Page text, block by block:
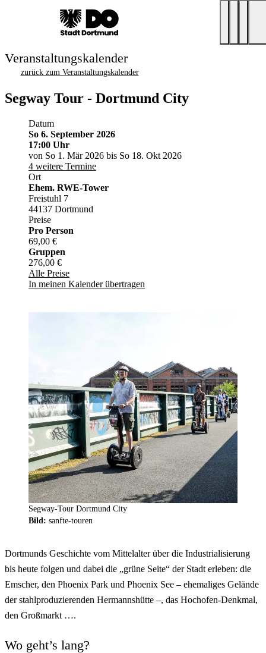
Veranstaltungskalender
zurück zum Veranstaltungskalender
Segway Tour - Dortmund City
Datum
So 6. September 2026
17:00 Uhr
von So 1. Mär 2026 bis So 18. Okt 2026
4 weitere Termine
Ort
Ehem. RWE-Tower
Freistuhl 7
44137 Dortmund
Preise
Pro Person
69,00 €
Gruppen
276,00 €
Alle Preise
In meinen Kalender übertragen
Segway-Tour Dortmund City
Bild: sanfte-touren
Dortmunds Geschichte vom Mittelalter über die Industrialisierung
bis heute folgen und dabei die „grüne Seite“ der Stadt erleben: die
Emscher, den Phoenix Park und Phoenix See – ehemaliges Gelände
der stahlproduzierenden Hermannshütte –, das Hochofen-Denkmal,
den Großmarkt ….
Wo geht’s lang?